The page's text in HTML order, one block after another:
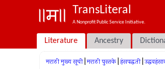
TransLiteral
A Nonprofit Public Service Initiative.
Literature Ancestry
मराठी मुख्य सूची मराठी पुस्तके हंसपद्धती